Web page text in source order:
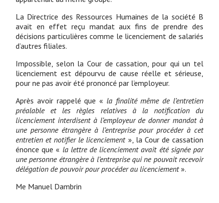
La Directrice des Ressources Humaines de la société B
avait en effet reçu mandat aux fins de prendre des
décisions particulières comme le licenciement de salariés
d’autres filiales.
Impossible, selon la Cour de cassation, pour qui un tel
licenciement est dépourvu de cause réelle et sérieuse,
pour ne pas avoir été prononcé par l’employeur.
Après avoir rappelé que « la finalité même de l’entretien
préalable et les règles relatives à la notification du
licenciement interdisent à l’employeur de donner mandat à
une personne étrangère à l’entreprise pour procéder à cet
entretien et notifier le licenciement», la Cour de cassation
énonce que « la lettre de licenciement avait été signée par
une personne étrangère à l’entreprise qui ne pouvait recevoir
délégation de pouvoir pour procéder au licenciement».
Me Manuel Dambrin